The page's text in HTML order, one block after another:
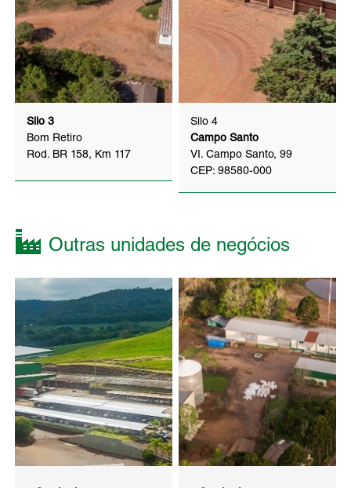
Silo 3
Bom Retiro
Rod. BR 158, Km 117
Silo 4
Campo Santo
VI. Campo Santo, 99
CEP: 98580-000
Outras unidades de negócios